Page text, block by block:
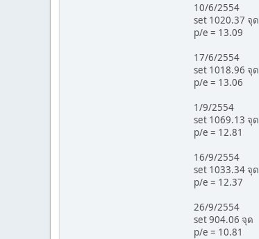
10/6/2554
set 1020.37 จุด
p/e = 13.09
17/6/2554
set 1018.96 จุด
p/e = 13.06
1/9/2554
set 1069.13 จุด
p/e = 12.81
16/9/2554
set 1033.34 จุด
p/e = 12.37
26/9/2554
set 904.06 จุด
p/e = 10.81